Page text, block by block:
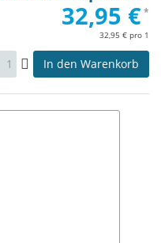
32,95 €*
32,95 € pro 1
In den Warenkorb